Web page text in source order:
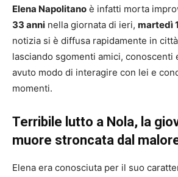
Elena Napolitano è infatti morta
33 anni nella giornata di ieri, martedì
notizia si è diffusa rapidamente in
lasciando sgomenti amici, conoscenti
avuto modo di interagire con lei e
momenti.
Terribile lutto a Nola, la
muore stroncata dal
Elena era conosciuta per il suo